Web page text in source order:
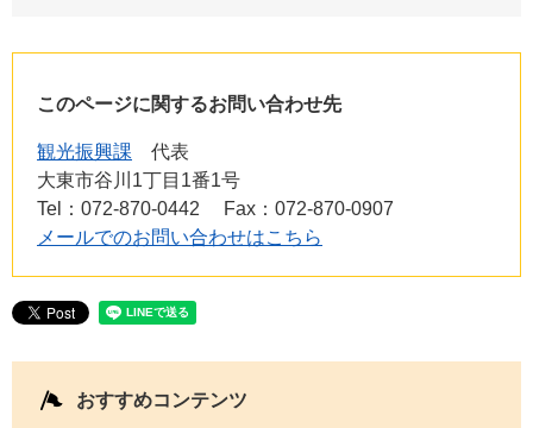
このページに関するお問い合わせ先
観光振興課
代表
大東市谷川1丁目1番1号
Tel：072-870-0442
Fax：072-870-0907
メールでのお問い合わせはこちら
おすすめコンテンツ